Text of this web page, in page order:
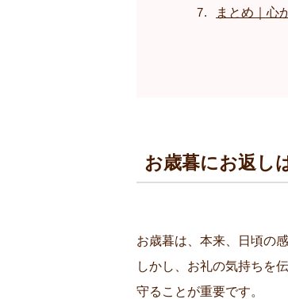
まとめ｜心
お歳暮にお返し
お歳暮は、本来、日頃の
しかし、お礼の気持ちを
守ることが重要です。